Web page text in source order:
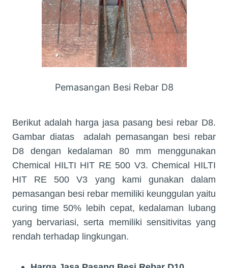
Pemasangan Besi Rebar D8
Berikut adalah harga jasa pasang besi rebar D8.
Gambar diatas
adalah pemasangan besi rebar
D8 dengan kedalaman 80 mm menggunakan
Chemical HILTI HIT RE 500 V3. Chemical HILTI
HIT RE 500 V3 yang kami gunakan dalam
pemasangan besi rebar memiliki keunggulan yaitu
curing time 50% lebih cepat, kedalaman lubang
yang bervariasi, serta memiliki sensitivitas yang
rendah terhadap lingkungan.